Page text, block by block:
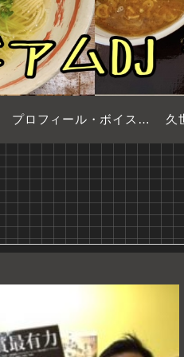
プロフィール・ボイスサンプル 久